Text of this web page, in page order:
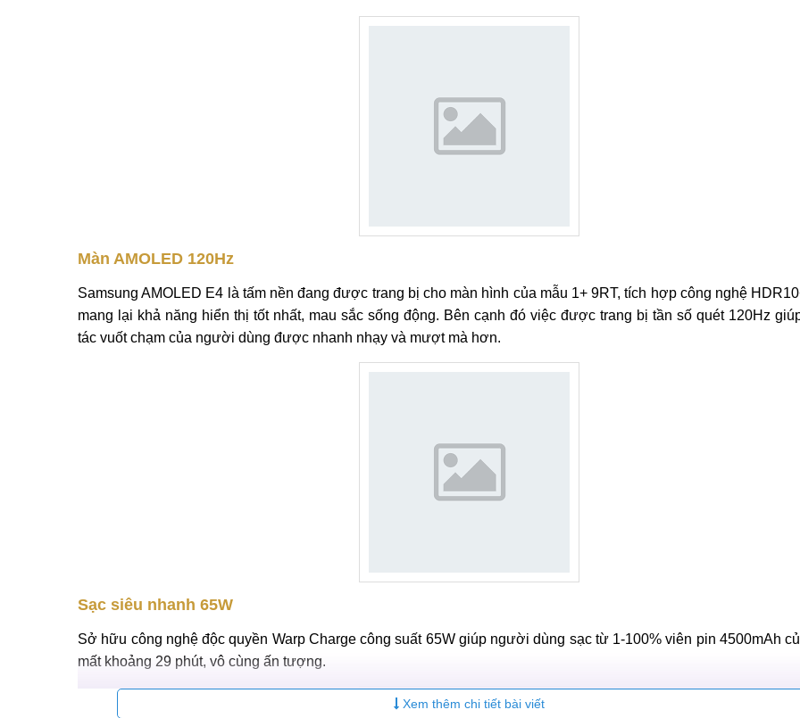
Màn AMOLED 120Hz
Samsung AMOLED E4 là tấm nền đang được trang bị cho màn hình của mẫu 1+ 9RT, tích hợp công nghệ
mang lại khả năng hiển thị tốt nhất, mau sắc sống động. Bên cạnh đó việc được trang bị tần số quét 120Hz
tác vuốt chạm của người dùng được nhanh nhạy và mượt mà hơn.
Sạc siêu nhanh 65W
Sở hữu công nghệ độc quyền Warp Charge công suất 65W giúp người dùng sạc từ 1-100% viên pin 4500mAh
mất khoảng 29 phút, vô cùng ấn tượng.
Xem thêm chi tiết bài viết